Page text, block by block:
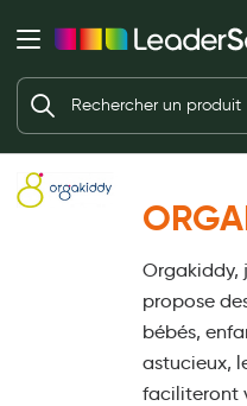
Ma Pharmacie
Ouvrir l'application
Beauté et soin
Visage
Soins mains et ongles
Orgakiddy,
propose
bébés,
astucieux,
faciliteront